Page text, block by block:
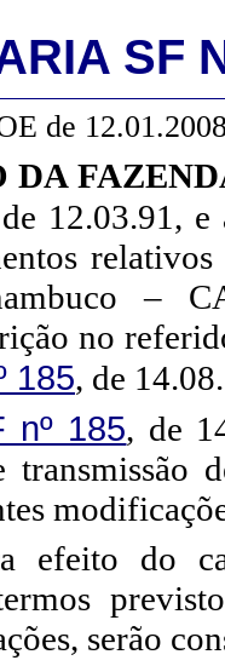
SF
de
DA
12.03.91, e
–
no
185, de
nº 185, de
transmissão
efeito do
serão